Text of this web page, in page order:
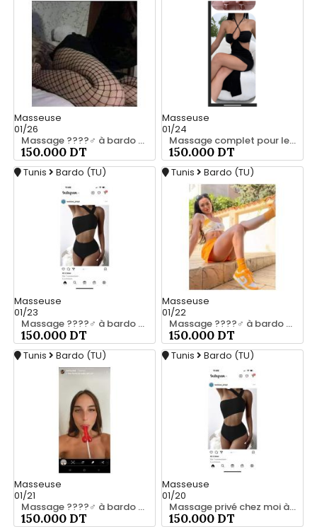
Masseuse
01/26
Massage ????‍♂️ à bardo srd chez moi 20466285
150.000 DT
Masseuse
01/24
Massage complet pour les hommes srd a bardo 55066248
150.000 DT
Tunis Bardo (TU)
Masseuse
01/23
Massage ????‍♂️ à bardo srd 55066248
150.000 DT
Tunis Bardo (TU)
Masseuse
01/22
Massage ????‍♂️ à bardo srd 20466285
150.000 DT
Tunis Bardo (TU)
Masseuse
01/21
Massage ????‍♂️ à bardo srd 55066248
150.000 DT
Tunis Bardo (TU)
Masseuse
01/20
Massage privé chez moi à bardo55066248
150.000 DT